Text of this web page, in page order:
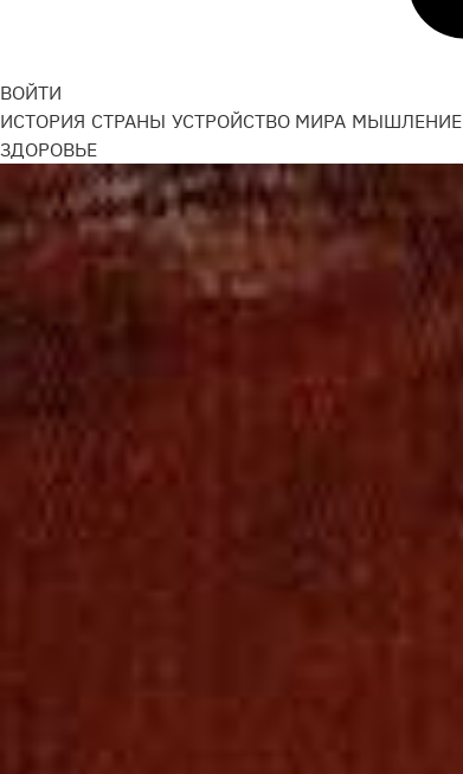
ВОЙТИ
ИСТОРИЯ СТРАНЫ УСТРОЙСТВО МИРА МЫШЛЕНИЕ
ЗДОРОВЬЕ